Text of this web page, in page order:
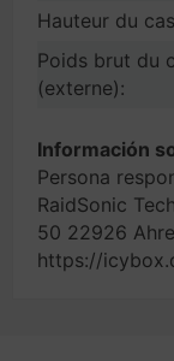
Hauteur du
Poids brut du
(externe):
Información
Persona
RaidSonic
50 22926
https://